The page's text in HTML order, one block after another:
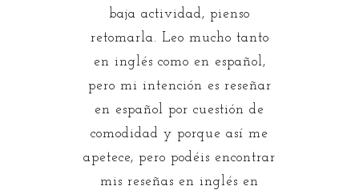
baja actividad, pienso
retomarla. Leo mucho tanto
en inglés como en español,
pero mi intención es reseñar
en español por cuestión de
comodidad y porque así me
apetece, pero podéis encontrar
mis reseñas en inglés en